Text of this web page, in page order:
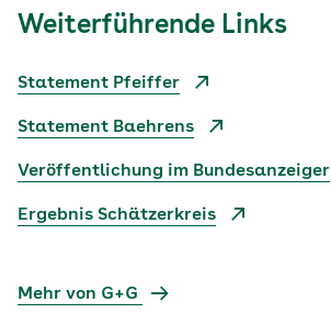
Weiterführende Links
Statement Pfeiffer
Statement Baehrens
Veröffentlichung im Bundesanzeiger
Ergebnis Schätzerkreis
Mehr von G+G